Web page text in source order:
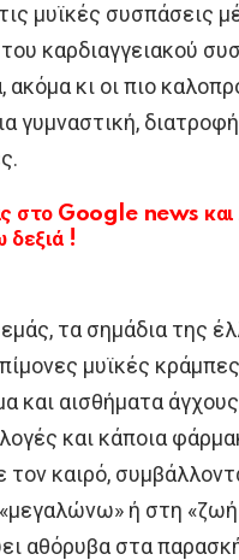
μυϊκές συσπάσεις
καρδιαγγειακού
ακόμα κι οι πιο
γυμναστική,
στο Google news
δεξιά !
τα σημάδια της
μυϊκές
και αισθήματα
και κάποια
τον καιρό,
ή στη «ζωή
αθόρυβα στα